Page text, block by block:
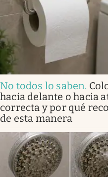
No todos lo saben.
hacia delante o hacia
correcta y por qué
de esta manera